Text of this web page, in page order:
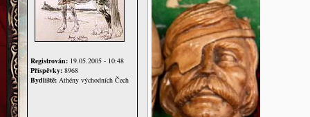
Registrován: 19.05.2005 - 10:48
Příspěvky: 8968
Bydliště: Athény východních Čech